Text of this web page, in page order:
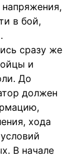
в бой,
сразу же
и
До
должен
хода
В начале